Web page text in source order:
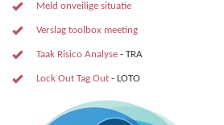
Meld onveilige situatie
Verslag toolbox meeting
Taak Risico Analyse - TRA
Lock Out Tag Out - LOTO